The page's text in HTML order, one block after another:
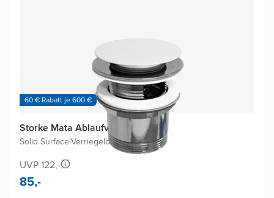
60 € Rabatt je 600 €
Storke Mata Ablaufventil
Solid Surface|Verriegelbar
UVP 122,-
85,-